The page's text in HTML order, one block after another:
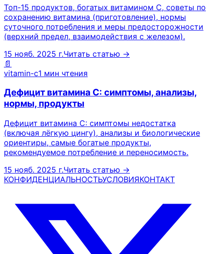
Топ-15 продуктов, богатых витамином C, советы по
сохранению витамина (приготовление), нормы
суточного потребления и меры предосторожности
(верхний предел, взаимодействия с железом).
15 нояб. 2025 г.Читать статью →
📄
vitamin-c1 мин чтения
Дефицит витамина C: симптомы, анализы,
нормы, продукты
Дефицит витамина C: симптомы недостатка
(включая лёгкую цингу), анализы и биологические
ориентиры, самые богатые продукты,
рекомендуемое потребление и переносимость.
15 нояб. 2025 г.Читать статью →
КОНФИДЕНЦИАЛЬНОСТЬУСЛОВИЯКОНТАКТ